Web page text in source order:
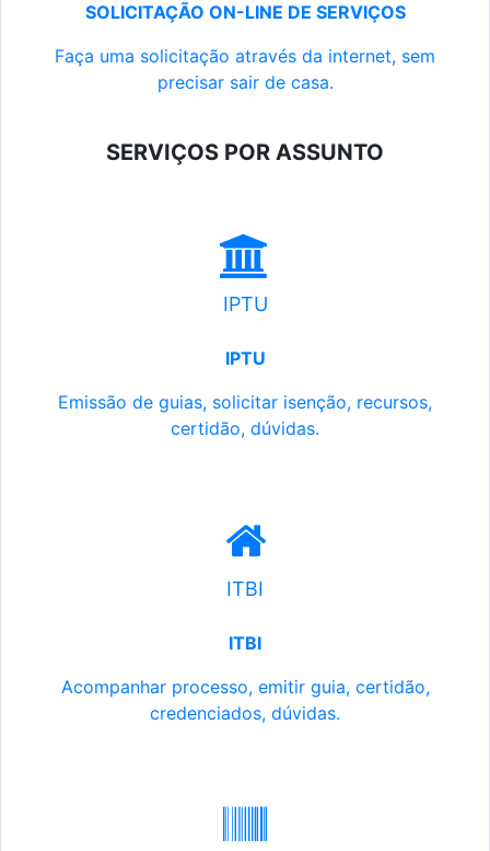
SOLICITAÇÃO ON-LINE DE SERVIÇOS
Faça uma solicitação através da internet, sem
precisar sair de casa.
SERVIÇOS POR ASSUNTO
IPTU
IPTU
Emissão de guias, solicitar isenção, recursos,
certidão, dúvidas.
ITBI
ITBI
Acompanhar processo, emitir guia, certidão,
credenciados, dúvidas.